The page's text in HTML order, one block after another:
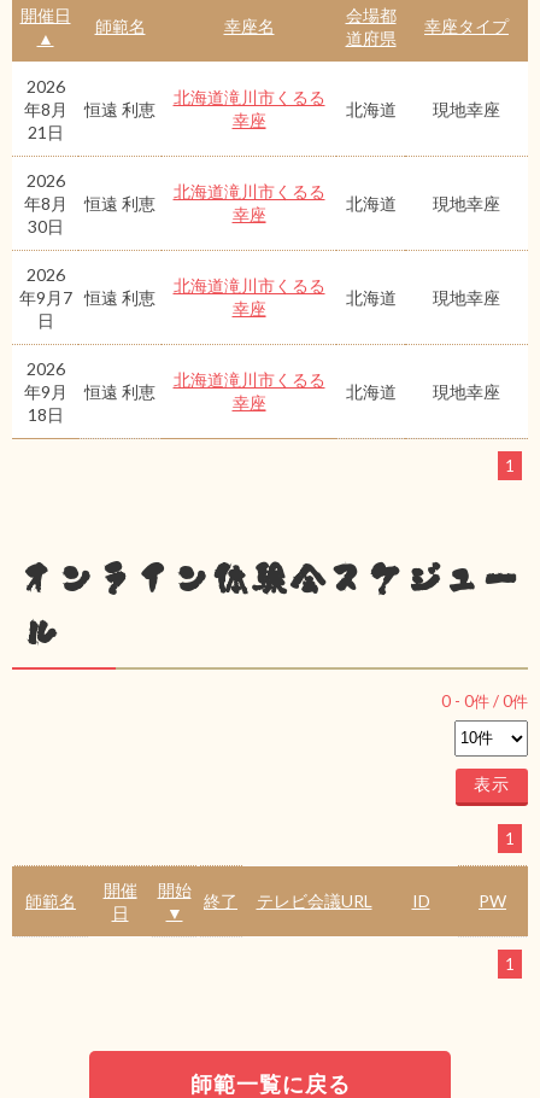
開催日
▲
師範名 幸座名
会場都
道府県
幸座タイプ
2026
年8月
21日
恒遠 利恵
北海道滝川市くるる
幸座
北海道 現地幸座
2026
年8月
30日
恒遠 利恵
北海道滝川市くるる
幸座
北海道 現地幸座
2026
年9月7
日
恒遠 利恵
北海道滝川市くるる
幸座
北海道 現地幸座
2026
年9月
18日
恒遠 利恵
北海道滝川市くるる
幸座
北海道 現地幸座
1
オンライン体験会スケジュー
ル
0 - 0件 /0件
1
師範名
開催
日
開始
▼
終了 テレビ会議URL ID PW
1
師範一覧に戻る